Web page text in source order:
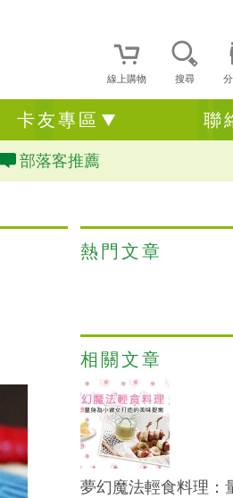
線上購物 搜尋
卡友專區 聯
部落客推薦
熱門文章
相關文章
夢幻魔法輕食料理：